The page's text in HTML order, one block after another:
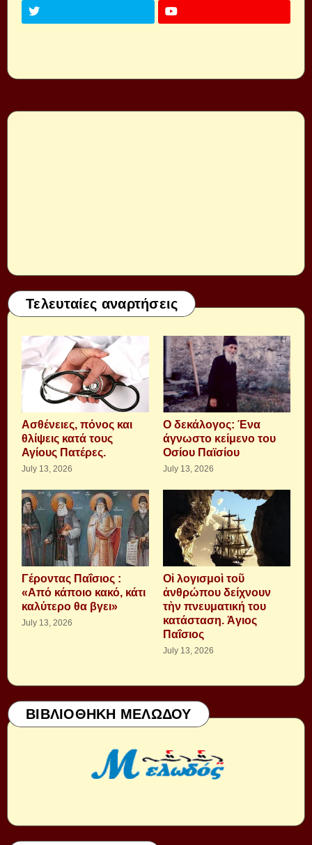
Τελευταίες αναρτήσεις
Aσθένειες, πόνος και
θλίψεις κατά τους
Αγίους Πατέρες.
July 13, 2026
Ο δεκάλογος: Ένα
άγνωστο κείμενο του
Οσίου Παϊσίου
July 13, 2026
Γέροντας Παΐσιος :
«Από κάποιο κακό, κάτι
καλύτερο θα βγει»
July 13, 2026
Οἱ λογισμοὶ τοῦ
ἀνθρώπου δείχνουν
τὴν πνευματική του
κατάσταση. Ἁγιος
Παΐσιος
July 13, 2026
ΒΙΒΛΙΟΘΗΚΗ ΜΕΛΩΔΟΥ